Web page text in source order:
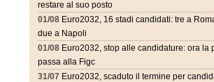
restare al suo posto
01/08 Euro2032, 16 stadi candidati: tre a
due a Napoli
01/08 Euro2032, stop alle candidature: ora la
passa alla Figc
31/07 Euro2032, scaduto il termine per